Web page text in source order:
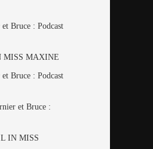
Bruce : Podcast
MISS MAXINE
Bruce : Podcast
et Bruce :
IN MISS